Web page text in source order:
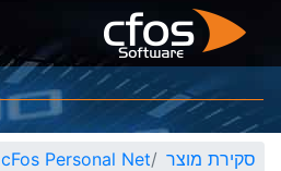
סקירת מוצר
cFos Personal Net